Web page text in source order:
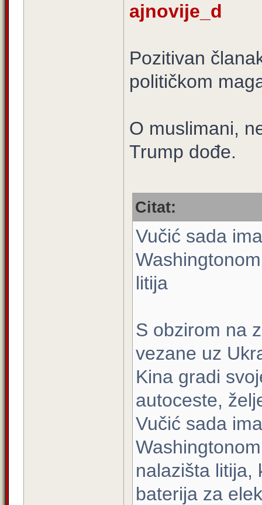
ajnovije_d
Pozitivan
političkom
O muslimani,
Trump dođe.
Citat:
Vučić sada
litija
S obzirom na
vezane uz
Kina gradi
autoceste,
Vučić sada
nalazišta litija,
baterija za